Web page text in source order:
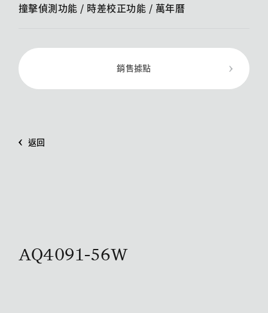
撞擊偵測功能 / ​​時差校正功能 / 萬年曆
銷售據點
返回
AQ4091-56W